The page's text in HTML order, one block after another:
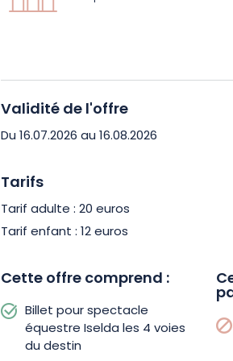
équestres spectaculaires
dynamiques et une ambiance
Chaque scène invite le public à vivre
initiatique où courage, amitié et
Entre poésie, action et émotion,
Validité de l'offre
Du 16.07.2026 au 16.08.2026
Tarifs
Tarif adulte : 20 euros
Tarif enfant : 12 euros
Cette offre comprend :
Billet pour spectacle
équestre Iselda les 4 voies
du destin